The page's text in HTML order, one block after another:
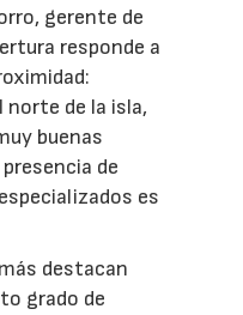
gerente de
responde a
norte de la isla,
buenas
de
es
destacan
grado de